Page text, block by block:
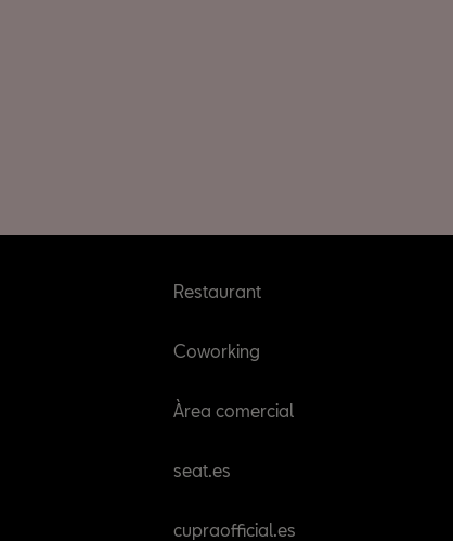
Restaurant
Coworking
Àrea comercial
seat.es
cupraofficial.es